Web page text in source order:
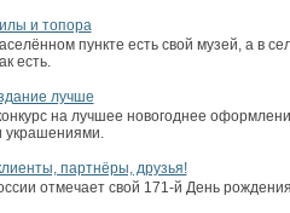
и топора
пункте есть свой музей, а в
есть.
лучше
на лучшее новогоднее
украшениями.
партнёры, друзья!
отмечает свой 171-й День